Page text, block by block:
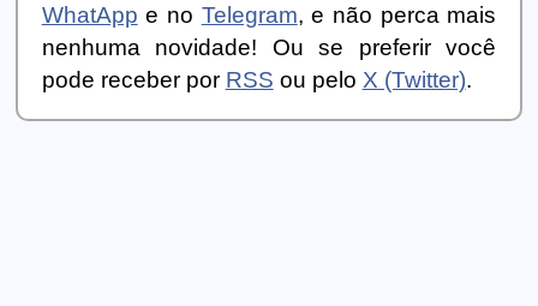
WhatApp e no Telegram, e não perca mais
nenhuma novidade! Ou se preferir você
pode receber por RSS ou pelo X (Twitter).